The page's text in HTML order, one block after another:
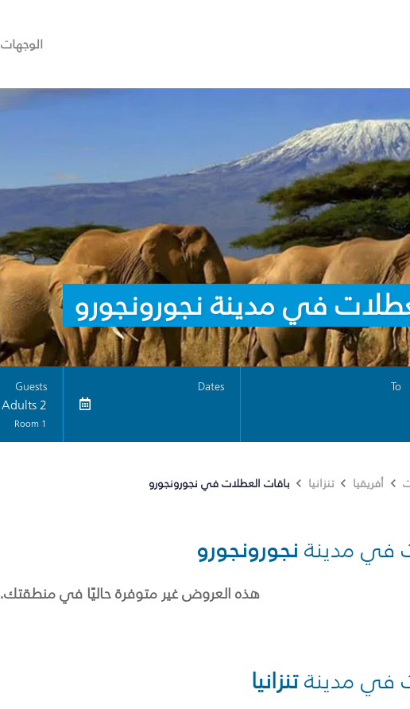
الوجهات
في مدينة نجورونجورو
To
Dates
Guests
2 Adults
1 Room
أفريقيا تنزانيا باقات العطلات في نجورونجورو
في مدينةنجورونجورو
هذه العروض غير متوفرة حاليًا في منطقتك.
في مدينةتنزانيا